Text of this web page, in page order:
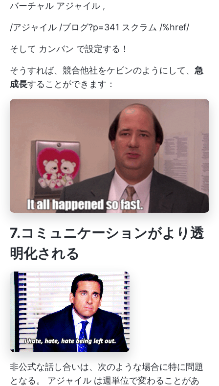
バーチャル アジャイル ,
/アジャイル /ブログ?p=341 スクラム /%href/
そして カンバン で設定する！
そうすれば、競合他社をケビンのようにして、 急
成長することができます：
7.コミュニケーションがより透
明化される
非公式な話し合いは、次のような場合に特に問題
となる。 アジャイル は週単位で変わることがあ